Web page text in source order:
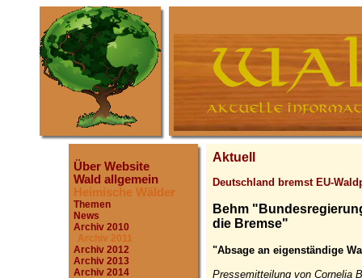
Über Website
Wald allgemein
Heimische Wälder
Themen
News
Archiv 2010
Archiv 2011
Archiv 2012
Archiv 2013
Archiv 2014
Aktuell
Deutschland bremst EU-
Behm
die Bremse"
"Absage an eigenständige
Pressemitteilung von Cornelia